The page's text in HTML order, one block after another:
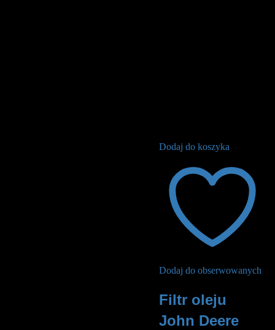
Dodaj do koszyka
Dodaj do obserwowanych
Filtr oleju
John Deere